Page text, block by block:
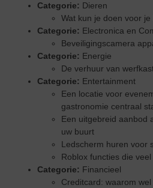
Categorie: Dieren
Wat kun je doen voor
Categorie: Electronica en
Beveiligingscamera
Categorie: Energie
De verhuur van
Categorie: Entertainment
Een locatie voor
gastronomie centraal
Een uitgebreid aanbod
uw buurt
Ledscherm huren voor
Roblox functies die
Categorie: Financieel
Creditcard: waarom